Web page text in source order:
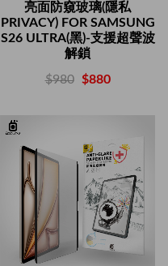
亮面防窺玻璃(隱私
PRIVACY) FOR SAMSUNG
S26 ULTRA(黑)-支援超聲波
解鎖
$980 $880